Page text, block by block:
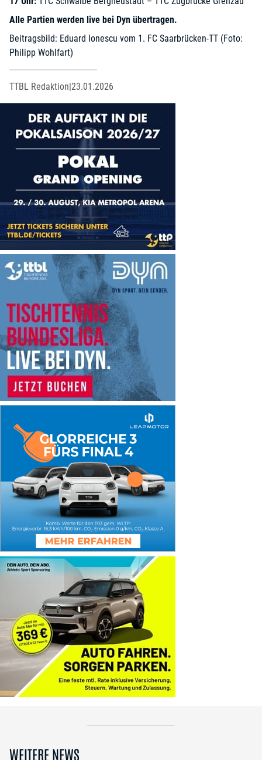
Alle Partien werden live bei Dyn übertragen.
Beitragsbild: Eduard Ionescu vom 1. FC Saarbrücken-TT (Foto:
Philipp Wohlfart)
TTBL Redaktion|23.01.2026
WEITERE NEWS